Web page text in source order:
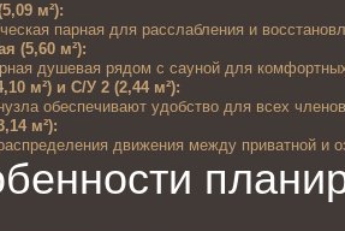
м²):
парная для расслабления и
(5,60 м²):
душевая рядом с сауной для
м²) и С/У 2 (2,44 м²):
обеспечивают удобство для всех
м²):
движения между приватной и